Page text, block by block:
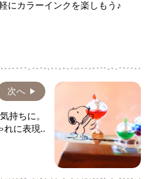
にカラーインクを楽しもう♪
次へ
持ちに。
れに表現..